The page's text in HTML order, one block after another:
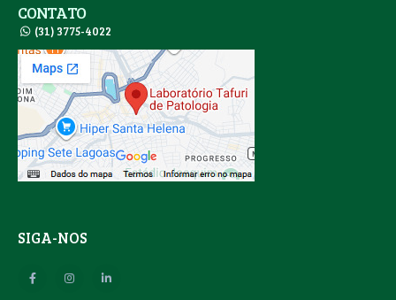
CONTATO
(31) 3775-4022
SIGA-NOS